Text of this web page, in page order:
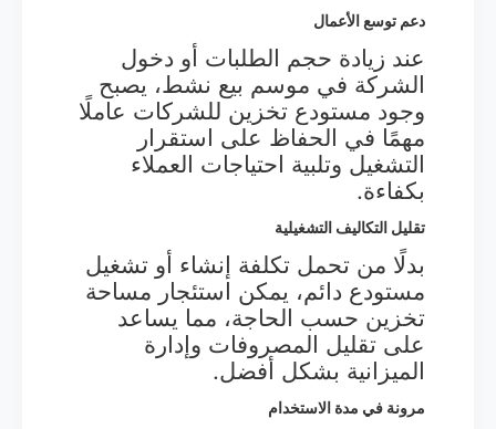
دعم توسع الأعمال
عند زيادة حجم الطلبات أو دخول
الشركة في موسم بيع نشط، يصبح
وجود مستودع تخزين للشركات عاملًا
مهمًا في الحفاظ على استقرار
التشغيل وتلبية احتياجات العملاء
بكفاءة.
تقليل التكاليف التشغيلية
بدلًا من تحمل تكلفة إنشاء أو تشغيل
مستودع دائم، يمكن استئجار مساحة
تخزين حسب الحاجة، مما يساعد
على تقليل المصروفات وإدارة
الميزانية بشكل أفضل.
مرونة في مدة الاستخدام